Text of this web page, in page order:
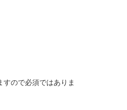
ので必須ではありま